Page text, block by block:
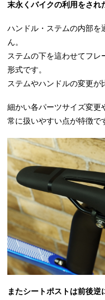
末永くバイクの利用をされ
ハンドル・ステムの内部を
ん。
ステムの下を這わせてフレ
形式です。
ステムやハンドルの変更が
細かい各パーツサイズ変更
常に扱いやすい点が特徴で
またシートポストは前後